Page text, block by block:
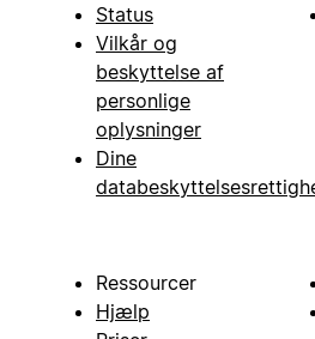
Status
Vilkår og
beskyttelse af
personlige
oplysninger
Dine
Ressourcer
Hjælp